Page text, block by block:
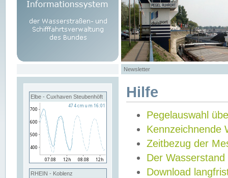
Newsletter
Elbe - Cuxhaven Steubenhöft
RHEIN - Koblenz
Hilfe
Pegelauswahl
Kennzeichnende
Zeitbezug der
Der Wasserstand
Download